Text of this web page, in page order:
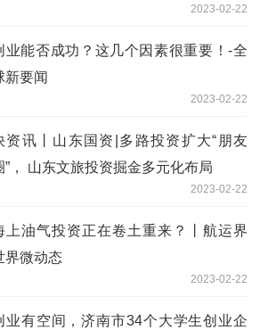
2023-02-22
业能否成功？这几个因素很重要！-全
新要闻
2023-02-22
资讯丨山东国资|多路投资扩大“朋友
”， 山东文旅投资掘金多元化布局
2023-02-22
上油气投资正在卷土重来？丨航运界
界微动态
2023-02-22
业有空间，济南市34个大学生创业企